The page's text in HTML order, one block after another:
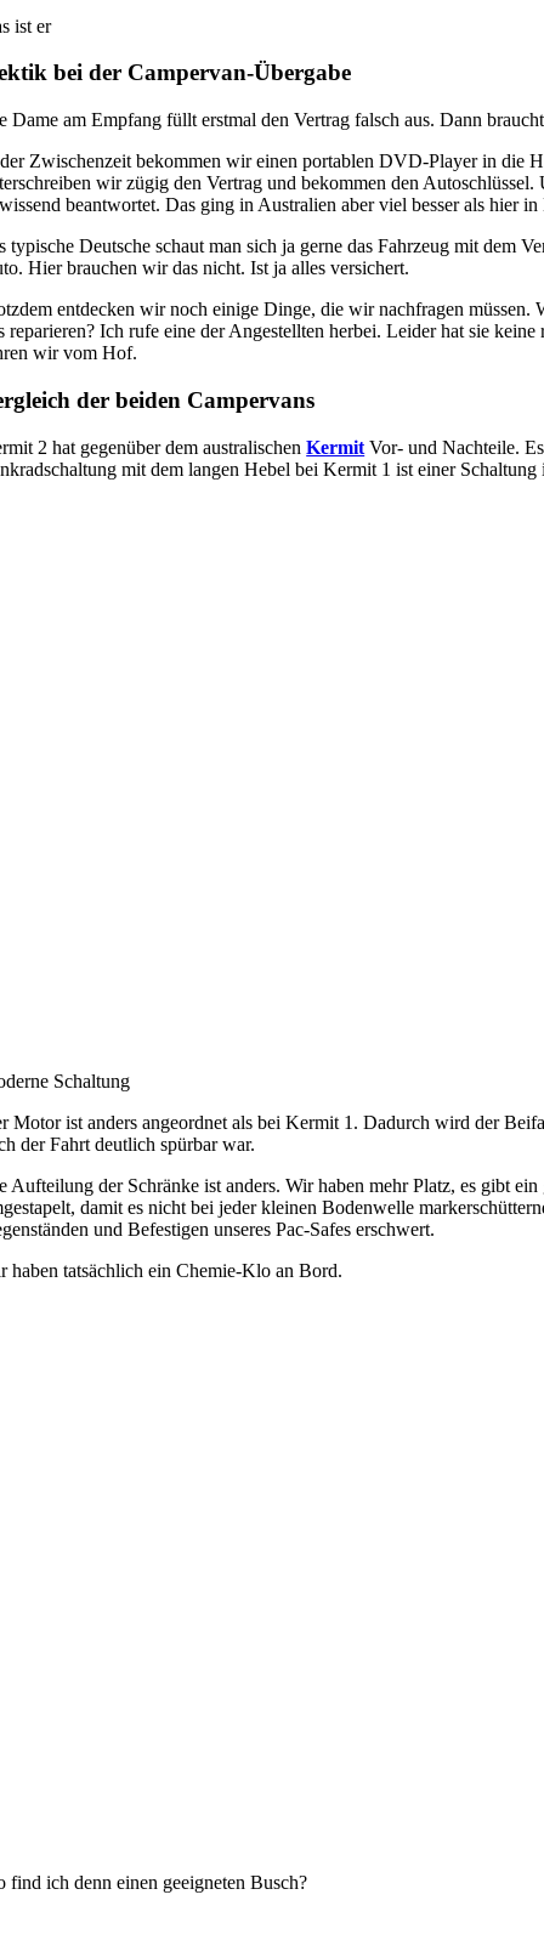
ist er
bei der Campervan-Übergabe
Dame am Empfang füllt erstmal den Vertrag falsch aus. Dann
Zwischenzeit bekommen wir einen portablen DVD-Player in die
wir zügig den Vertrag und bekommen den
beantwortet. Das ging in Australien aber viel besser als hier
typische Deutsche schaut man sich ja gerne das Fahrzeug mit dem
Hier brauchen wir das nicht. Ist ja alles versichert.
entdecken wir noch einige Dinge, die wir nachfragen
reparieren? Ich rufe eine der Angestellten herbei. Leider hat sie
wir vom Hof.
der beiden Campervans
2 hat gegenüber dem australischenKermit Vor- und Nachteile.
mit dem langen Hebel bei Kermit 1 ist einer
Schaltung
Motor ist anders angeordnet als bei Kermit 1. Dadurch wird der
der Fahrt deutlich spürbar war.
Aufteilung der Schränke ist anders. Wir haben mehr Platz, es gibt
damit es nicht bei jeder kleinen Bodenwelle
und Befestigen unseres Pac-Safes erschwert.
haben tatsächlich ein Chemie-Klo an Bord.
find ich denn einen geeigneten Busch?